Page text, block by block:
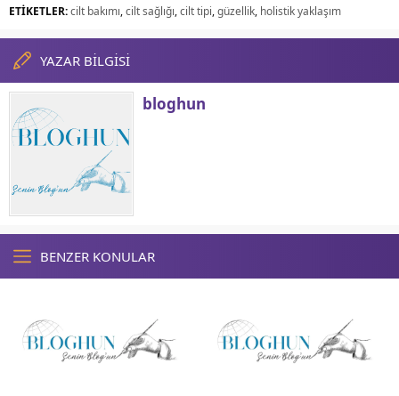
ETİKETLER:cilt bakımı,cilt sağlığı,cilt tipi,güzellik, holistik yaklaşım
YAZAR BİLGİSİ
bloghun
BENZER KONULAR